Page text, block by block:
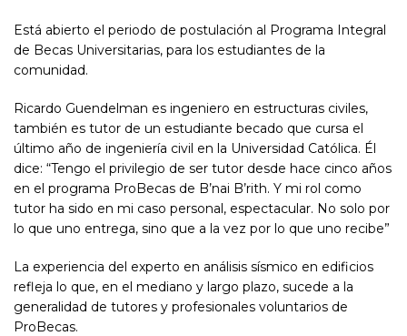
Está abierto el periodo de postulación al Programa Integral
de Becas Universitarias, para los estudiantes de la
comunidad.
Ricardo Guendelman es ingeniero en estructuras civiles,
también es tutor de un estudiante becado que cursa el
último año de ingeniería civil en la Universidad Católica. Él
dice: “Tengo el privilegio de ser tutor desde hace cinco años
en el programa ProBecas de B’nai B’rith. Y mi rol como
tutor ha sido en mi caso personal, espectacular. No solo por
lo que uno entrega, sino que a la vez por lo que uno recibe”
La experiencia del experto en análisis sísmico en edificios
refleja lo que, en el mediano y largo plazo, sucede a la
generalidad de tutores y profesionales voluntarios de
ProBecas.